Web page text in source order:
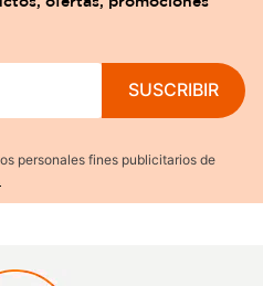
SUSCRIBIR
personales fines publicitarios de